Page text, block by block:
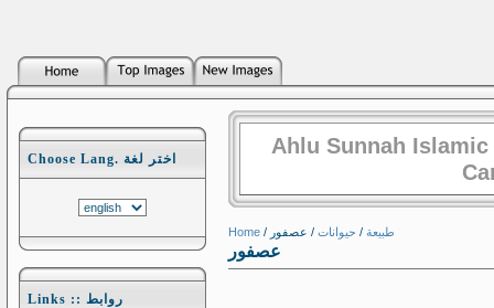
Choose Lang. اختر لغة
Links :: روابط
Ahlu Sunnah
Home / طبيعة / حيوانات / عصفور
عصفور